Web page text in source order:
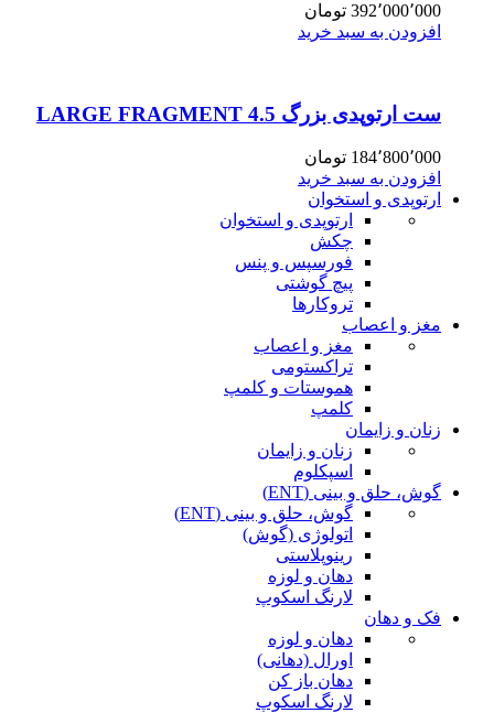
392٬000٬000 تومان
افزودن به سبد خرید
ست ارتوپدی بزرگ 4.5 LARGE FRAGMENT
184٬800٬000 تومان
افزودن به سبد خرید
ارتوپدی و استخوان
ارتوپدی و استخوان
چکش
فورسپس و پنس
پیچ گوشتی
تروکارها
مغز و اعصاب
مغز و اعصاب
تراکستومی
هموستات و کلمپ
کلمپ
زنان و زایمان
زنان و زایمان
اسپکلوم
گوش، حلق و بینی (ENT)
گوش، حلق و بینی (ENT)
اتولوژی (گوش)
رینوپلاستی
دهان و لوزه
لارنگ اسکوپ
فک و دهان
دهان و لوزه
اورال (دهانی)
دهان باز کن
لارنگ اسکوپ